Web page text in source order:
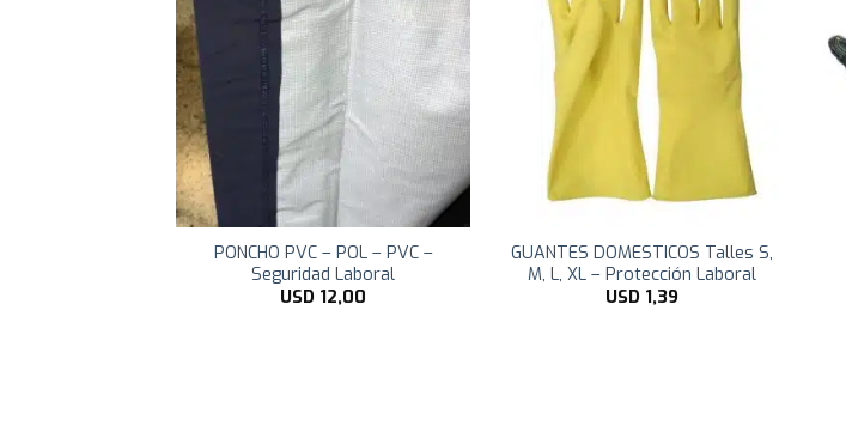
PONCHO PVC – POL – PVC –
Seguridad Laboral
USD 12,00
GUANTES DOMESTICOS Talles S,
M, L, XL – Protección Laboral
USD 1,39